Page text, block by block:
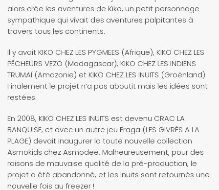
alors crée les aventures de Kiko, un petit personnage
sympathique qui vivait des aventures palpitantes à
travers tous les continents.
Il y avait KIKO CHEZ LES PYGMEES (Afrique), KIKO CHEZ LES
PÊCHEURS VEZO (Madagascar), KIKO CHEZ LES INDIENS
TRUMAÏ (Amazonie) et KIKO CHEZ LES INUITS (Groënland).
Finalement le projet n’a pas aboutit mais les idées sont
restées.
En 2008, KIKO CHEZ LES INUITS est devenu CRAC LA
BANQUISE, et avec un autre jeu Fraga (LES GIVRÉS A LA
PLAGE) devait inaugurer la toute nouvelle collection
Asmokids chez Asmodee. Malheureusement, pour des
raisons de mauvaise qualité de la pré-production, le
projet a été abandonné, et les Inuits sont retournés une
nouvelle fois au freezer !